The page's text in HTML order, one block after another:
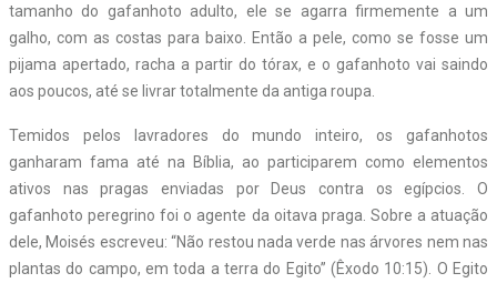
tamanho do gafanhoto adulto, ele se agarra firmemente a um
galho, com as costas para baixo. Então a pele, como se fosse um
pijama apertado, racha a partir do tórax, e o gafanhoto vai saindo
aos poucos, até se livrar totalmente da antiga roupa.
Temidos pelos lavradores do mundo inteiro, os gafanhotos
ganharam fama até na Bíblia, ao participarem como elementos
ativos nas pragas enviadas por Deus contra os egípcios. O
gafanhoto peregrino foi o agente da oitava praga. Sobre a atuação
dele, Moisés escreveu: “Não restou nada verde nas árvores nem nas
plantas do campo, em toda a terra do Egito” (Êxodo 10:15). O Egito